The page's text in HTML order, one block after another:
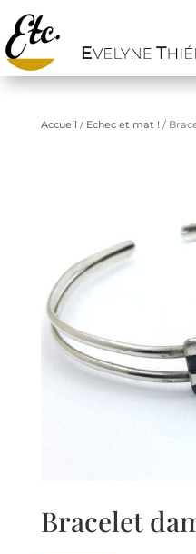
Accueil / Echec et mat ! /
Bracelet